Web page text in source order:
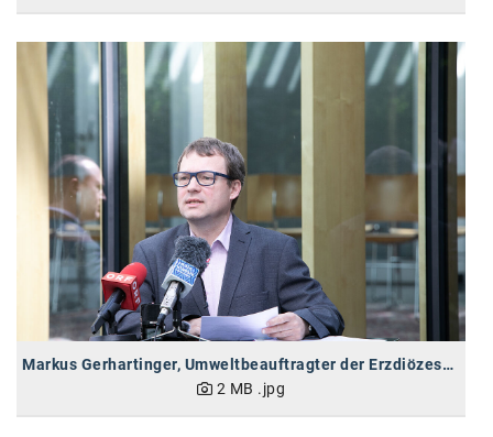
Kontakt
Markus Gerhartinger, Umweltbeauftragter der Erzdiözese Wien
2 MB .jpg